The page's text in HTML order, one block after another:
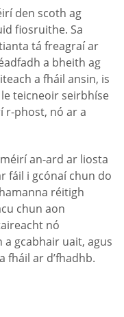
den scoth ag
fiosruithe. Sa
tá freagraí ar
a bheith ag
a fháil ansin, is
teicneoir seirbhíse
r-phost, nó ar a
an-ard ar liosta
fáil i gcónaí chun do
réitigh
chun aon
nó
gcabhair uait, agus
fháil ar d’fhadhb.